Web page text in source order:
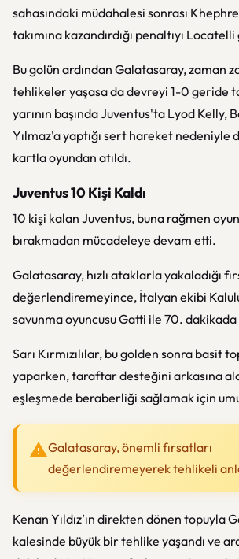
sahasındaki müdahalesi sonrası
takımına kazandırdığı penaltıyı
Bu golün ardından Galatasaray, zaman
tehlikeler yaşasa da devreyi 1-0 geride
yarının başında Juventus'ta Lyod Kelly,
Yılmaz'a yaptığı sert hareket nedeniyle
kartla oyundan atıldı.
Juventus 10 Kişi Kaldı
10 kişi kalan Juventus, buna rağmen
bırakmadan mücadeleye devam etti.
Galatasaray, hızlı ataklarla yakaladığı
değerlendiremeyince, İtalyan ekibi
savunma oyuncusu Gatti ile 70. dakikada
Sarı Kırmızılılar, bu golden sonra basit
yaparken, taraftar desteğini arkasına
eşleşmede beraberliği sağlamak için
Galatasaray, önemli fırsatları
değerlendiremeyerek tehlikeli
Kenan Yıldız’ın direkten dönen topuyla
kalesinde büyük bir tehlike yaşandı ve